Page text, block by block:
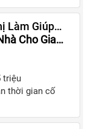
Làm Giúp
Cho Gia
triệu
thời gian cố